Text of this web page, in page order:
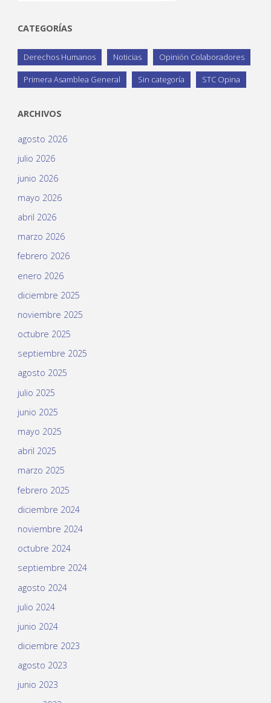
CATEGORÍAS
Derechos Humanos Noticias Opinión Colaboradores
Primera Asamblea General Sin categoría STC Opina
ARCHIVOS
agosto 2026
julio 2026
junio 2026
mayo 2026
abril 2026
marzo 2026
febrero 2026
enero 2026
diciembre 2025
noviembre 2025
octubre 2025
septiembre 2025
agosto 2025
julio 2025
junio 2025
mayo 2025
abril 2025
marzo 2025
febrero 2025
diciembre 2024
noviembre 2024
octubre 2024
septiembre 2024
agosto 2024
julio 2024
junio 2024
diciembre 2023
agosto 2023
junio 2023